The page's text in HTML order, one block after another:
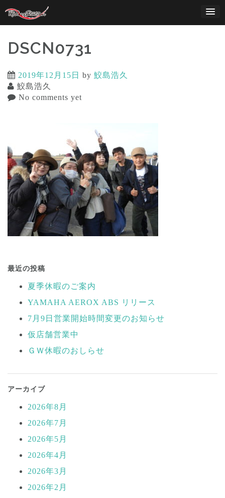
content
DSCN0731
2019年12月15日 by 鮫島浩久
鮫島浩久
No comments yet
稿
ナ
ゲ
ー
シ
ン
最近の投稿
夏季休暇のご案内
YAMAHA AEROX ABS リリース
7月9日営業開始時間変更のお知らせ
仮店舗営業中
ＧＷ休暇のおしらせ
アーカイブ
2026年8月
2026年7月
2026年5月
2026年4月
2026年3月
2026年2月